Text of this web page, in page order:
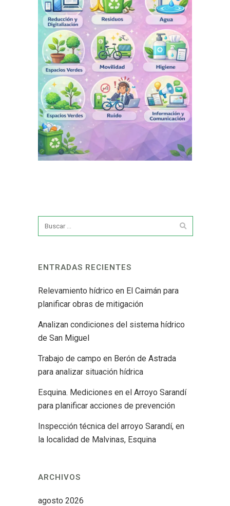
ENTRADAS RECIENTES
Relevamiento hídrico en El Caimán para
planificar obras de mitigación
Analizan condiciones del sistema hídrico
de San Miguel
Trabajo de campo en Berón de Astrada
para analizar situación hídrica
Esquina. Mediciones en el Arroyo Sarandí
para planificar acciones de prevención
Inspección técnica del arroyo Sarandí, en
la localidad de Malvinas, Esquina
ARCHIVOS
agosto 2026